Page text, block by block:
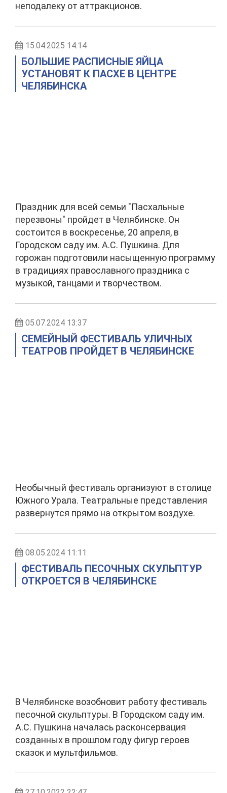
неподалеку от аттракционов.
15.04.2025 14:14
БОЛЬШИЕ РАСПИСНЫЕ ЯЙЦА
УСТАНОВЯТ К ПАСХЕ В ЦЕНТРЕ
ЧЕЛЯБИНСКА
Праздник для всей семьи "Пасхальные
перезвоны" пройдет в Челябинске. Он
состоится в воскресенье, 20 апреля, в
Городском саду им. А.С. Пушкина. Для
горожан подготовили насыщенную программу
в традициях православного праздника с
музыкой, танцами и творчеством.
05.07.2024 13:37
СЕМЕЙНЫЙ ФЕСТИВАЛЬ УЛИЧНЫХ
ТЕАТРОВ ПРОЙДЕТ В ЧЕЛЯБИНСКЕ
Необычный фестиваль организуют в столице
Южного Урала. Театральные представления
развернутся прямо на открытом воздухе.
08.05.2024 11:11
ФЕСТИВАЛЬ ПЕСОЧНЫХ СКУЛЬПТУР
ОТКРОЕТСЯ В ЧЕЛЯБИНСКЕ
В Челябинске возобновит работу фестиваль
песочной скульптуры. В Городском саду им.
А.С. Пушкина началась расконсервация
созданных в прошлом году фигур героев
сказок и мультфильмов.